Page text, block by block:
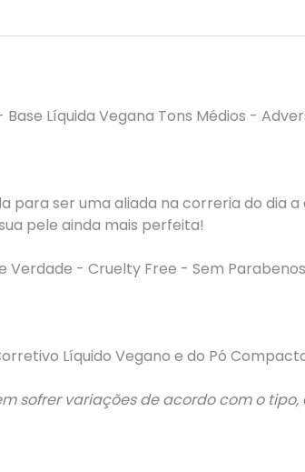
Líquida Vegana Tons Médios -
para ser uma aliada na correria do dia
pele ainda mais perfeita!
Verdade - Cruelty Free - Sem Parabenos
Líquido Vegano e do Pó
sofrer variações de acordo com o